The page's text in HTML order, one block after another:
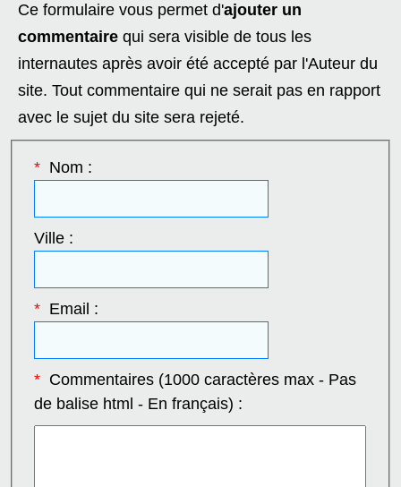
Ce formulaire vous permet d'ajouter un
commentaire qui sera visible de tous les
internautes après avoir été accepté par l'Auteur du
site. Tout commentaire qui ne serait pas en rapport
avec le sujet du site sera rejeté.
*Nom :
Ville :
*Email :
*Commentaires (1000 caractères max - Pas
de balise html - En français) :